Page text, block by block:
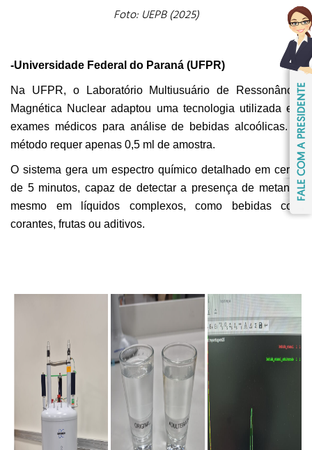
Foto: UEPB (2025)
-Universidade Federal do Paraná (UFPR)
Na UFPR, o Laboratório Multiusuário de Ressonância
Magnética Nuclear adaptou uma tecnologia utilizada em
exames médicos para análise de bebidas alcoólicas. O
método requer apenas 0,5 ml de amostra.
O sistema gera um espectro químico detalhado em cerca
de 5 minutos, capaz de detectar a presença de metanol,
mesmo em líquidos complexos, como bebidas com
corantes, frutas ou aditivos.